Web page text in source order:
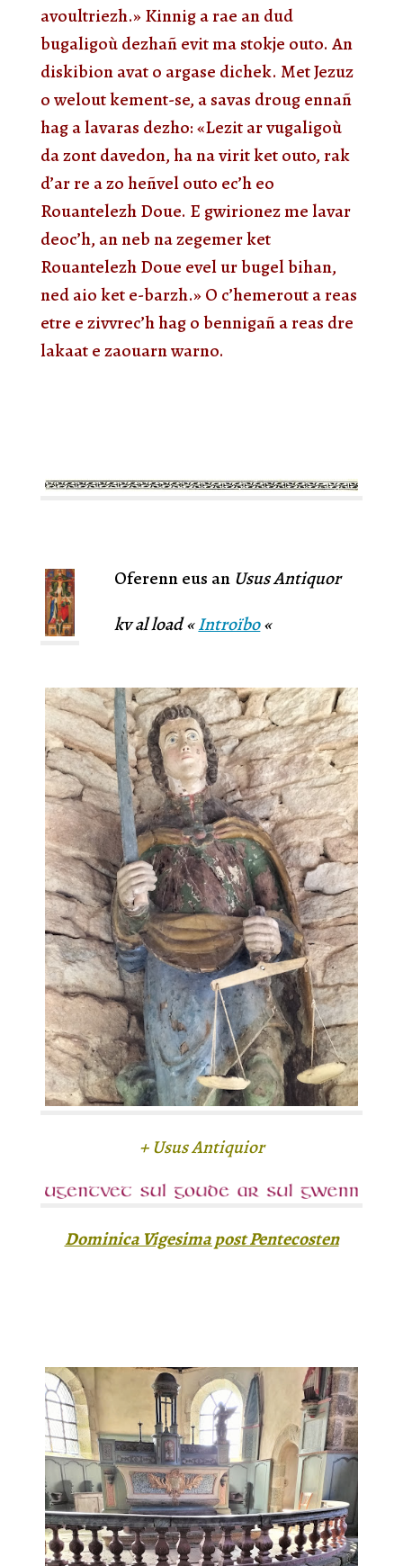
avoultriezh.» Kinnig a rae an dud
bugaligoù dezhañ evit ma stokje outo. An
diskibion avat o argase dichek. Met Jezuz
o welout kement-se, a savas droug ennañ
hag a lavaras dezho: «Lezit ar vugaligoù
da zont davedon, ha na virit ket outo, rak
d’ar re a zo heñvel outo ec’h eo
Rouantelezh Doue. E gwirionez me lavar
deoc’h, an neb na zegemer ket
Rouantelezh Doue evel ur bugel bihan,
ned aio ket e-barzh.» O c’hemerout a reas
etre e zivvrec’h hag o bennigañ a reas dre
lakaat e zaouarn warno.
Oferenn eus an Usus Antiquor
kv al load «Introïbo«
+ Usus Antiquior
Dominica Vigesima post Pentecosten